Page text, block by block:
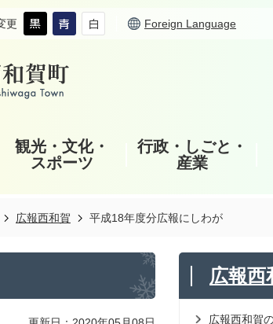
更 Foreign Language
観光・文化・
スポーツ
行政・しごと・
産業
広報西和賀 平成18年度分広報にしわが
広報西
広報西和賀